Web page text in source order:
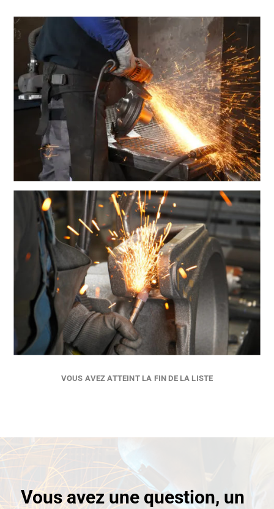
VOUS AVEZ ATTEINT LA FIN DE LA LISTE
Vous avez une question, un